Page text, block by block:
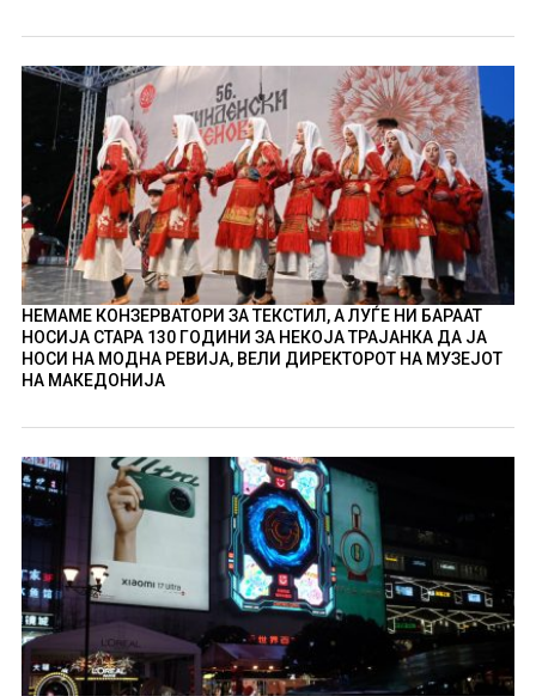
НЕМАМЕ КОНЗЕРВАТОРИ ЗА ТЕКСТИЛ, А ЛУЃЕ НИ БАРААТ
НОСИЈА СТАРА 130 ГОДИНИ ЗА НЕКОЈА ТРАЈАНКА ДА ЈА
НОСИ НА МОДНА РЕВИЈА, ВЕЛИ ДИРЕКТОРОТ НА МУЗЕЈОТ
НА МАКЕДОНИЈА